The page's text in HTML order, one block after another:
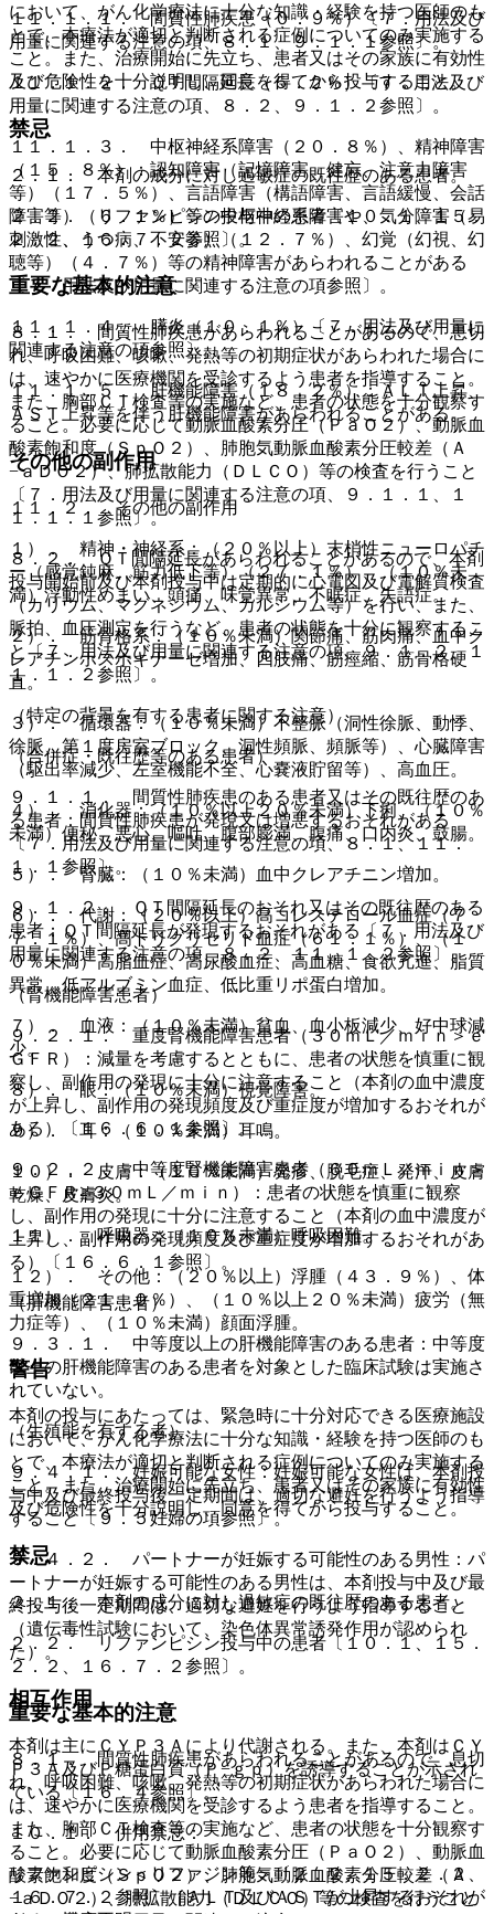
において、がん化学療法に十分な知識・経験を持つ医師のも
とで、本療法が適切と判断される症例についてのみ実施する
こと。また、治療開始に先立ち、患者又はその家族に有効性
及び危険性を十分説明し、同意を得てから投与すること。
禁忌
２．１． 本剤の成分に対し過敏症の既往歴のある患者。
２．２． リファンピシン投与中の患者〔１０．１、１５．
２．２、１６．７．２参照〕。
重要な基本的注意
８．１． 間質性肺疾患があらわれることがあるので、息切
れ、呼吸困難、咳嗽、発熱等の初期症状があらわれた場合に
は、速やかに医療機関を受診するよう患者を指導すること。
また、胸部ＣＴ検査等の実施など、患者の状態を十分観察す
ること。必要に応じて動脈血酸素分圧（ＰａＯ２）、動脈血
酸素飽和度（ＳｐＯ２）、肺胞気動脈血酸素分圧較差（Ａ
−ａＤＯ２）、肺拡散能力（ＤＬＣＯ）等の検査を行うこと
〔７．用法及び用量に関連する注意の項、９．１．１、１
１．１．１参照〕。
８．２． ＱＴ間隔延長があらわれることがあるので、本剤
投与開始前及び本剤投与中は定期的に心電図及び電解質検査
（カリウム、マグネシウム、カルシウム等）を行い、また、
脈拍、血圧測定を行うなど、患者の状態を十分に観察するこ
と〔７．用法及び用量に関連する注意の項、９．１．２、１
１．１．２参照〕。
（特定の背景を有する患者に関する注意）
（合併症・既往歴等のある患者）
９．１．１． 間質性肺疾患のある患者又はその既往歴のあ
る患者：間質性肺疾患が発現又は増悪するおそれがある
〔７．用法及び用量に関連する注意の項、８．１、１１．
１．１参照〕。
９．１．２． ＱＴ間隔延長のおそれ又はその既往歴のある
患者：ＱＴ間隔延長が発現するおそれがある〔７．用法及び
用量に関連する注意の項、８．２、１１．１．２参照〕。
（腎機能障害患者）
９．２．１． 重度腎機能障害患者（３０ｍＬ／ｍｉｎ＞ｅ
ＧＦＲ）：減量を考慮するとともに、患者の状態を慎重に観
察し、副作用の発現に十分に注意すること（本剤の血中濃度
が上昇し、副作用の発現頻度及び重症度が増加するおそれが
ある）〔１６．６．１参照〕。
９．２．２． 中等度腎機能障害患者（６０ｍＬ／ｍｉｎ＞
ｅＧＦＲ≧３０ｍＬ／ｍｉｎ）：患者の状態を慎重に観察
し、副作用の発現に十分に注意すること（本剤の血中濃度が
上昇し、副作用の発現頻度及び重症度が増加するおそれがあ
る）〔１６．６．１参照〕。
（肝機能障害患者）
９．３．１． 中等度以上の肝機能障害のある患者：中等度
以上の肝機能障害のある患者を対象とした臨床試験は実施さ
れていない。
（生殖能を有する者）
９．４．１． 妊娠可能な女性：妊娠可能な女性は、本剤投
与中及び最終投与後一定期間は、適切な避妊を行うよう指導
すること〔９．５妊婦の項参照〕。
９．４．２． パートナーが妊娠する可能性のある男性：パ
ートナーが妊娠する可能性のある男性は、本剤投与中及び最
終投与後一定期間は、適切な避妊を行うよう指導すること
（遺伝毒性試験において、染色体異常誘発作用が認められ
た）。
相互作用
本剤は主にＣＹＰ３Ａにより代謝される。また、本剤はＣＹ
Ｐ３Ａ及びＰ糖蛋白質（Ｐ−ｇｐ）を誘導することが示され
ている〔１６．４参照〕。
１０．１． 併用禁忌：
リファンピシン＜リファジン等＞〔２．２、１５．２．２、
１６．７．２参照〕［ＡＬＴ及びＡＳＴが上昇するおそれが
１１．１．１． 間質性肺疾患（０．９％）〔７．用法及び
用量に関連する注意の項、８．１、９．１．１参照〕。
１１．１．２． ＱＴ間隔延長（５．２％）〔７．用法及び
用量に関連する注意の項、８．２、９．１．２参照〕。
１１．１．３． 中枢神経系障害（２０．８％）、精神障害
（１５．８％）：認知障害（記憶障害、健忘、注意力障害
等）（１７．５％）、言語障害（構語障害、言語緩慢、会話
障害等）（６．１％）等の中枢神経系障害や、気分障害（易
刺激性、うつ病、不安等）（１２．７％）、幻覚（幻視、幻
聴等）（４．７％）等の精神障害があらわれることがある
〔７．用法及び用量に関連する注意の項参照〕。
１１．１．４． 膵炎（１０．１％）〔７．用法及び用量に
関連する注意の項参照〕。
１１．１．５． 肝機能障害（１８．２％）：ＡＬＴ上昇、
ＡＳＴ上昇等を伴う肝機能障害があらわれることがある。
その他の副作用
１１．２． その他の副作用
１）． 精神・神経系：（２０％以上）末梢性ニューロパチ
ー（感覚鈍麻、筋力低下等）（２７．１％）、（１０％未
満）浮動性めまい、頭痛、味覚異常、不眠症、失語症。
２）． 筋骨格系：（１０％未満）関節痛、筋肉痛、血中ク
レアチンホスホキナーゼ増加、四肢痛、筋痙縮、筋骨格硬
直。
３）． 循環器：（１０％未満）不整脈（洞性徐脈、動悸、
徐脈、第１度房室ブロック、洞性頻脈、頻脈等）、心臓障害
（駆出率減少、左室機能不全、心嚢液貯留等）、高血圧。
４）． 消化器：（１０％以上２０％未満）下痢、（１０％
未満）便秘、悪心、嘔吐、腹部膨満、腹痛、口内炎、鼓腸。
５）． 腎臓：（１０％未満）血中クレアチニン増加。
６）． 代謝：（２０％以上）高コレステロール血症（７
７．１％）、高トリグリセリド血症（６１．１％）、（１
０％未満）高脂血症、高尿酸血症、高血糖、食欲亢進、脂質
異常、低アルブミン血症、低比重リポ蛋白増加。
７）． 血液：（１０％未満）貧血、血小板減少、好中球減
少。
８）． 眼：（１０％未満）視覚障害。
９）． 耳：（１０％未満）耳鳴。
１０）． 皮膚：（１０％未満）発疹、脱毛症、発汗、皮膚
乾燥、皮膚炎。
１１）． 呼吸器：（１０％未満）呼吸困難。
１２）． その他：（２０％以上）浮腫（４３．９％）、体
重増加（２１．０％）、（１０％以上２０％未満）疲労（無
力症等）、（１０％未満）顔面浮腫。
警告
本剤の投与にあたっては、緊急時に十分対応できる医療施設
において、がん化学療法に十分な知識・経験を持つ医師のも
とで、本療法が適切と判断される症例についてのみ実施する
こと。また、治療開始に先立ち、患者又はその家族に有効性
及び危険性を十分説明し、同意を得てから投与すること。
禁忌
２．１． 本剤の成分に対し過敏症の既往歴のある患者。
２．２． リファンピシン投与中の患者〔１０．１、１５．
２．２、１６．７．２参照〕。
重要な基本的注意
８．１． 間質性肺疾患があらわれることがあるので、息切
れ、呼吸困難、咳嗽、発熱等の初期症状があらわれた場合に
は、速やかに医療機関を受診するよう患者を指導すること。
また、胸部ＣＴ検査等の実施など、患者の状態を十分観察す
ること。必要に応じて動脈血酸素分圧（ＰａＯ２）、動脈血
酸素飽和度（ＳｐＯ２）、肺胞気動脈血酸素分圧較差（Ａ
−ａＤＯ２）、肺拡散能力（ＤＬＣＯ）等の検査を行うこと